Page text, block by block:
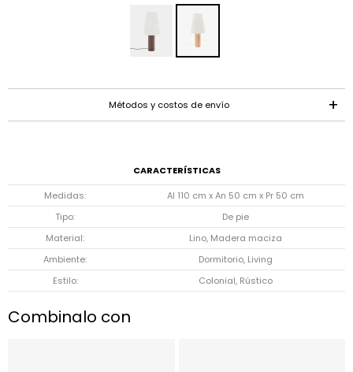
Métodos y costos de envío
CARACTERÍSTICAS
Medidas
Al 110 cm x An 50 cm x Pr 50 cm
Tipo
De pie
Material
Lino, Madera maciza
Ambiente
Dormitorio, Living
Estilo
Colonial, Rústico
Combinalo con